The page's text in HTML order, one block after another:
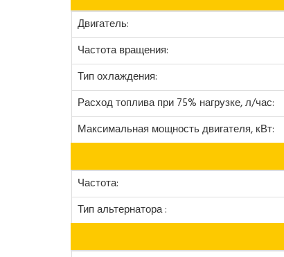
Двигатель:
Частота вращения:
Тип охлаждения:
Расход топлива при 75% нагрузке, л/час:
Максимальная мощность двигателя, кВт:
Частота:
Тип альтернатора :